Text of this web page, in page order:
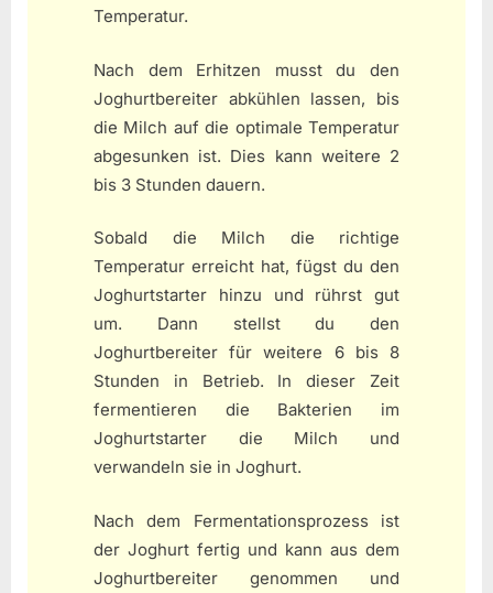
Temperatur.
Nach dem Erhitzen musst du den
Joghurtbereiter abkühlen lassen, bis
die Milch auf die optimale Temperatur
abgesunken ist. Dies kann weitere 2
bis 3 Stunden dauern.
Sobald die Milch die richtige
Temperatur erreicht hat, fügst du den
Joghurtstarter hinzu und rührst gut
um. Dann stellst du den
Joghurtbereiter für weitere 6 bis 8
Stunden in Betrieb. In dieser Zeit
fermentieren die Bakterien im
Joghurtstarter die Milch und
verwandeln sie in Joghurt.
Nach dem Fermentationsprozess ist
der Joghurt fertig und kann aus dem
Joghurtbereiter genommen und